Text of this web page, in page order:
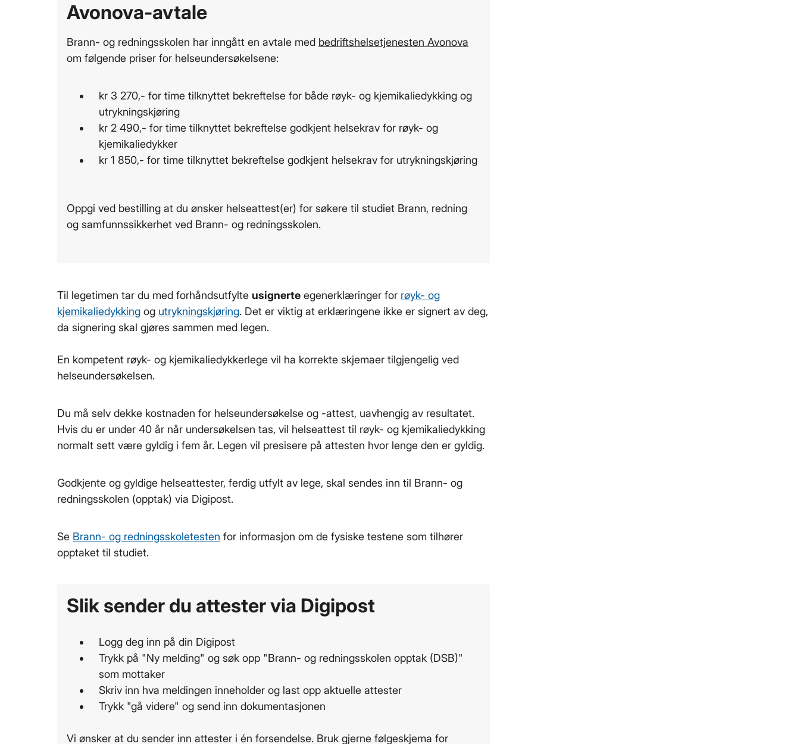
Avonova-avtale
Brann- og redningsskolen har inngått en avtale med bedriftshelsetjenesten Avonova
om følgende priser for helseundersøkelsene:
kr 3 270,- for time tilknyttet bekreftelse for både røyk- og kjemikaliedykking og
utrykningskjøring
kr 2 490,- for time tilknyttet bekreftelse godkjent helsekrav for røyk- og
kjemikaliedykker
kr 1 850,- for time tilknyttet bekreftelse godkjent helsekrav for utrykningskjøring
Oppgi ved bestilling at du ønsker helseattest(er) for søkere til studiet Brann, redning
og samfunnssikkerhet ved Brann- og redningsskolen.
Til legetimen tar du med forhåndsutfylte usignerte egenerklæringer for røyk- og
kjemikaliedykking og utrykningskjøring. Det er viktig at erklæringene ikke er signert av deg,
da signering skal gjøres sammen med legen.
En kompetent røyk- og kjemikaliedykkerlege vil ha korrekte skjemaer tilgjengelig ved
helseundersøkelsen.
Du må selv dekke kostnaden for helseundersøkelse og -attest, uavhengig av resultatet.
Hvis du er under 40 år når undersøkelsen tas, vil helseattest til røyk- og kjemikaliedykking
normalt sett være gyldig i fem år. Legen vil presisere på attesten hvor lenge den er gyldig.
Godkjente og gyldige helseattester, ferdig utfylt av lege, skal sendes inn til Brann- og
redningsskolen (opptak) via Digipost.
Se Brann- og redningsskoletesten for informasjon om de fysiske testene som tilhører
opptaket til studiet.
Slik sender du attester via Digipost
Logg deg inn på din Digipost
Trykk på "Ny melding" og søk opp "Brann- og redningsskolen opptak (DSB)"
som mottaker
Skriv inn hva meldingen inneholder og last opp aktuelle attester
Trykk "gå videre" og send inn dokumentasjonen
Vi ønsker at du sender inn attester i én forsendelse. Bruk gjerne følgeskjema for